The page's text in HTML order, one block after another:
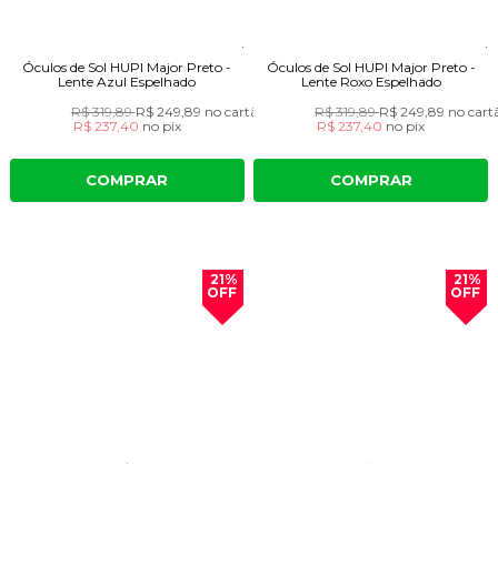
Óculos de Sol HUPI Major Preto -
Lente Azul Espelhado
R$ 319,89R$ 249,89 no cartão
R$ 237,40 no pix
COMPRAR
Óculos de Sol HUPI Major Preto -
Lente Roxo Espelhado
R$ 319,89R$ 249,89 no
R$ 237,40 no pix
COMPRAR
21%
OFF
21%
OFF